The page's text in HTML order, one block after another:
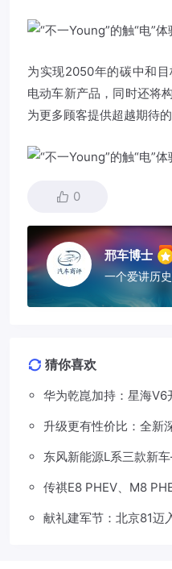
为实现2050年的碳中和
电动车新产品，同时还将
为更多顾客提供超越期待
0
邢车博士
一个爱讲历
猜你喜欢
华为乾崑加持：星海V6
升级更有性价比：全新
东风新能源L系三款新
传祺E8 PHEV、M8
献礼建军节：北京81迈